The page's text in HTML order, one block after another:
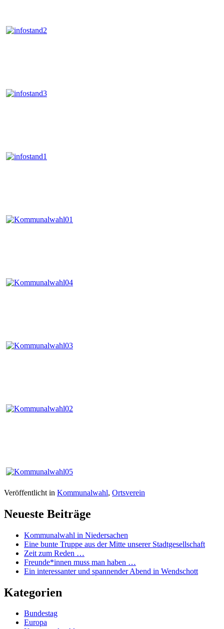
Veröffentlicht in Kommunalwahl, Ortsverein
Neueste Beiträge
Kommunalwahl in Niedersachen
Eine bunte Truppe aus der Mitte unserer Stadtgesellschaft
Zeit zum Reden …
Freunde*innen muss man haben …
Ein interessanter und spannender Abend in Wendschott
Kategorien
Bundestag
Europa